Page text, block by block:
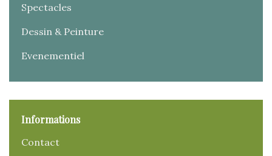
Spectacles
Dessin & Peinture
Evenementiel
Informations
Contact